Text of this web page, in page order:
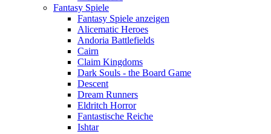
Fantasy Spiele
Fantasy Spiele anzeigen
Alicematic Heroes
Andoria Battlefields
Cairn
Claim Kingdoms
Dark Souls - the Board Game
Descent
Dream Runners
Eldritch Horror
Fantastische Reiche
Ishtar